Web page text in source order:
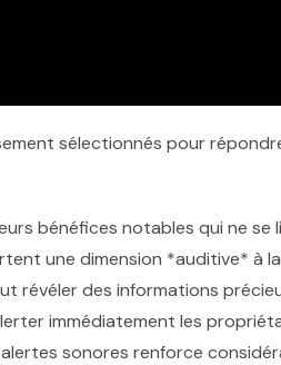
sélectionnés pour
bénéfices notables qui ne
une dimension *auditive* à
révéler des informations
immédiatement les
sonores renforce